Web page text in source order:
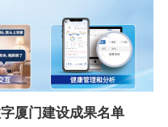
厦门建设成果名单